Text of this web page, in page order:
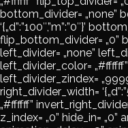
bottom_divider= „none”
‘{„d”:”100″,”m”:”0″}’
flip_bottom_divider= „0”
left_divider= „none”
left_divider_color=
left_divider_zindex=
right_divider_width=
„#ffffff”
z_index= „0” hide_in= „0”